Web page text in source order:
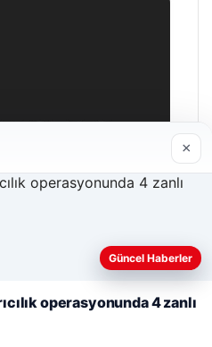
daha iyi anlayabilmek,
×
Güncel Haberler
operasyonunda 4 zanlı